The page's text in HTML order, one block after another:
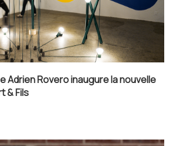
Adrien Rovero inaugure la nouvelle
& Fils